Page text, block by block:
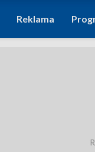
Reklama